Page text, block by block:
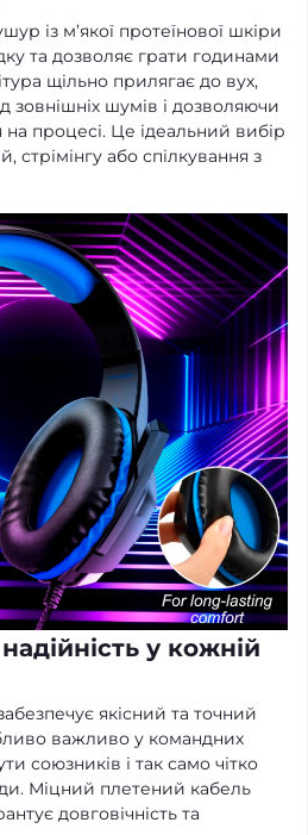
із м’якої протеїнової шкіри
та дозволяє грати годинами
щільно прилягає до вух,
зовнішніх шумів і дозволяючи
процесі. Це ідеальний вибір
стрімінгу або спілкування з
у кожній
якісний та точний
важливо у командних
союзників і так само чітко
Міцний плетений кабель
довговічність та